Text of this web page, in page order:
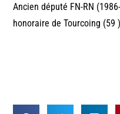
Ancien député FN-RN
honoraire de Tourcoing (59 )